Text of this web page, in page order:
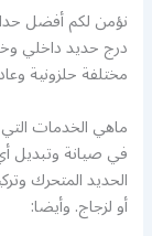
نؤمن لكم أفضل
درج حديد داخلي
مختلفة حلزونية
ماهي الخدمات
في صيانة وتبديل
الحديد المتحرك
أو لزجاج. وأيضا: